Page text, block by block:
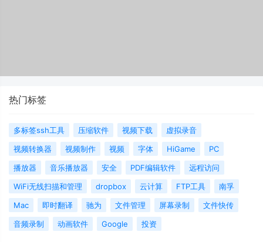
热门标签
多标签ssh工具 压缩软件 视频下载
虚拟录音
视频转换器
视频制作 视频 字体 HiGame
PC
播放器
音乐播放器 安全 PDF编辑软件
远程访问
WiFi无线扫描和管理
dropbox 云计算 FTP工具
南孚
Mac
即时翻译 驰为 文件管理 屏幕录制
文件快传
音频录制
动画软件 Google 投资